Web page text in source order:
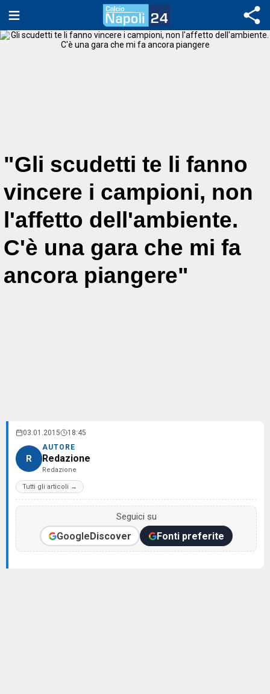
"Gli scudetti te li fanno
vincere i campioni, non
l'affetto dell'ambiente.
C'è una gara che mi fa
ancora piangere"
03.01.2015 18:45
R
AUTORE
Redazione
Redazione
Tutti gli articoli →
Seguici su
GoogleDiscover Fonti preferite